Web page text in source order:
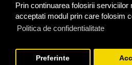
Prin continuarea folosirii serviciilor
acceptati modul prin care folosim
Politica de confidentialitate
Preferinte